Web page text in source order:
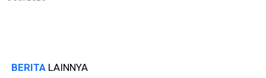
BERITA LAINNYA